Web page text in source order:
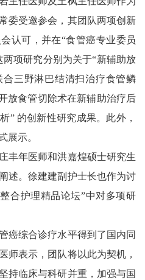
委受邀参会，其团队两项创新
认可，并在“食管癌专业委员
项研究分别为关于“新辅助放
三野淋巴结清扫治疗食管鳞
放食管切除术在新辅助治疗后
” 的创新性研究成果。此外，
展示。
年医师和洪嘉煌硕士研究生
述。徐建建副护士长也作为讨
合护理精品论坛”中对多项研
综合诊疗水平得到了国内同
师表示，团队将以此为契机，
持临床与科研并重，加强与国